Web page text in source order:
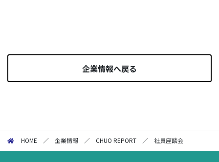
企業情報へ戻る
HOME ／企業情報 ／CHUO REPORT ／ 社員座談会